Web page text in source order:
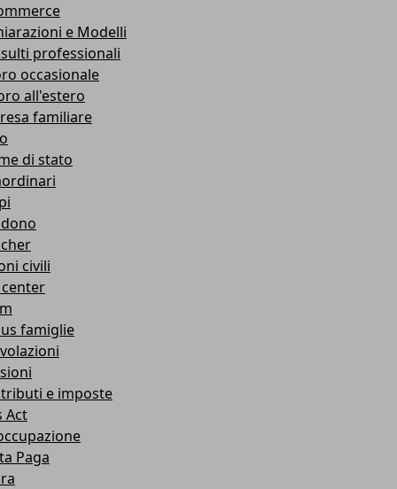
e Modelli
professionali
occasionale
all'estero
familiare
di stato
civili
famiglie
e imposte
Act
Paga